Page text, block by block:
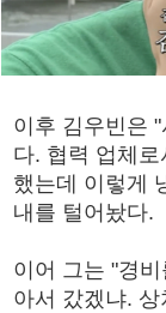
이후 김우빈은
다. 협력 업체
했는데 이렇게
내를 털어놨다.
이어 그는 "경
아서 갔겠냐.